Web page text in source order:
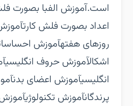
است.‏آموزش الفبا بصورت
اعداد بصورت فلش
روزهای هفته‏آموزش
اشکال‏آموزش حروف
انگلیسی‏آموزش اعضای
پرندگان‏آموزش